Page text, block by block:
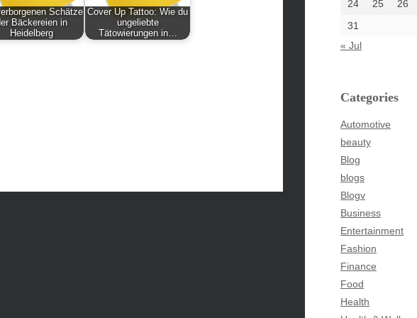
Schätze
Bäckereien in
Heidelberg
Cover Up Tattoo: Wie du
ungeliebte
Tätowierungen in…
24
25 26
31
« Jul
Categories
Automotive
beauty
Blog
blogs
Blogv
Business
Entertainment
Fashion
Finance
Food
Health